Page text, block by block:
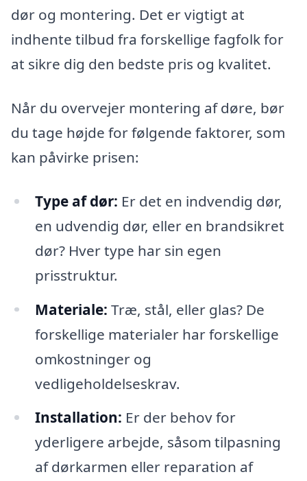
dør og montering. Det er vigtigt at
indhente tilbud fra forskellige fagfolk for
at sikre dig den bedste pris og kvalitet.
Når du overvejer montering af døre, bør
du tage højde for følgende faktorer, som
kan påvirke prisen:
Type af dør: Er det en indvendig dør,
en udvendig dør, eller en brandsikret
dør? Hver type har sin egen
prisstruktur.
Materiale: Træ, stål, eller glas? De
forskellige materialer har forskellige
omkostninger og
vedligeholdelseskrav.
Installation: Er der behov for
yderligere arbejde, såsom tilpasning
af dørkarmen eller reparation af